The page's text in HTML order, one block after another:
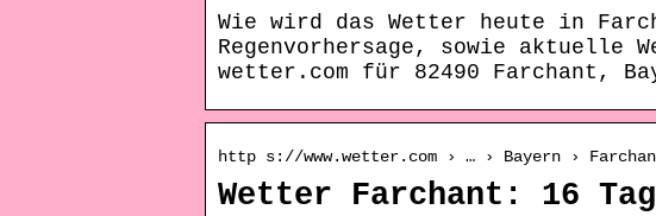
Wie wird das Wetter heute in
Regenvorhersage, sowie aktuelle
wetter.com für 82490 Farchant,
http s://www.wetter.com › … › Bayern ›
Wetter Farchant: 16